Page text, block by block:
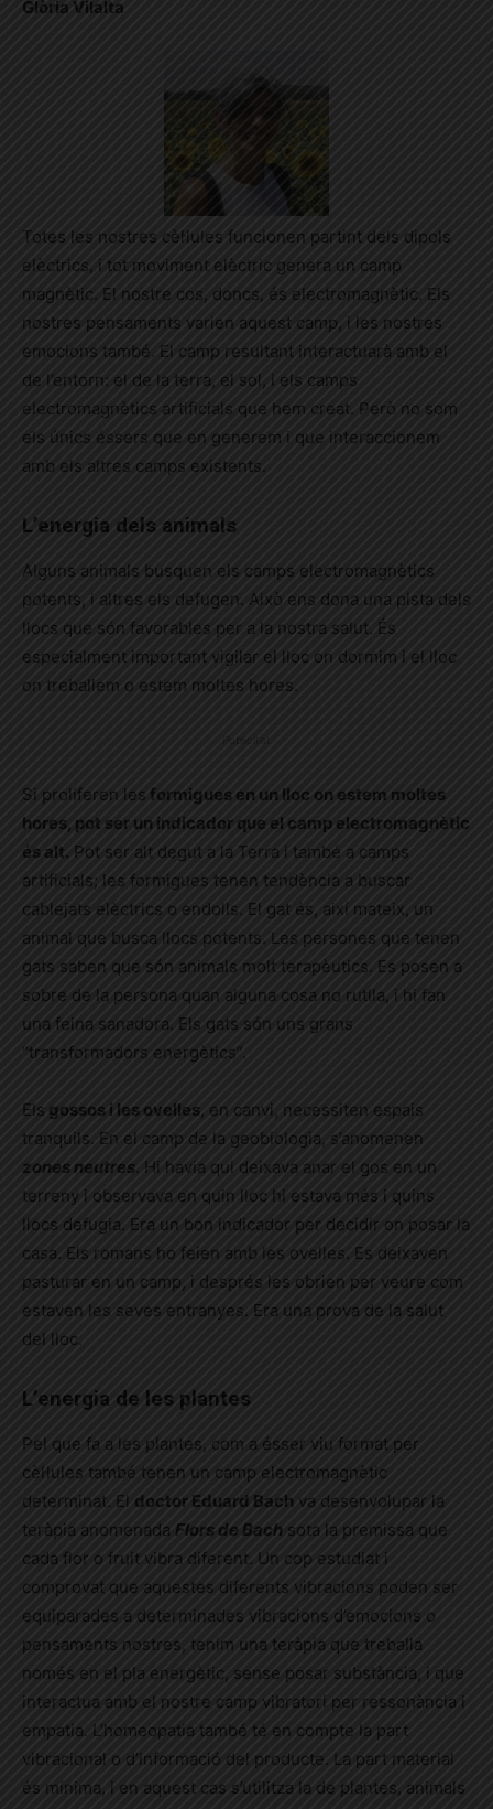
Glòria Vilalta
Totes les nostres cèl·lules funcionen partint dels dipols
elèctrics, i tot moviment elèctric genera un camp
magnètic. El nostre cos, doncs, és electromagnètic. Els
nostres pensaments varien aquest camp, i les nostres
emocions també. El camp resultant interactuarà amb el
de l’entorn: el de la terra, el sol, i els camps
electromagnètics artificials que hem creat. Però no som
els únics éssers que en generem i que interaccionem
amb els altres camps existents.
L’energia dels animals
Alguns animals busquen els camps electromagnètics
potents, i altres els defugen. Això ens dona una pista dels
llocs que són favorables per a la nostra salut. És
especialment important vigilar el lloc on dormim i el lloc
on treballem o estem moltes hores.
Publicitat
Si proliferen les formigues en un lloc on estem moltes
hores, pot ser un indicador que el camp electromagnètic
és alt. Pot ser alt degut a la Terra i també a camps
artificials; les formigues tenen tendència a buscar
cablejats elèctrics o endolls. El gat és, així mateix, un
animal que busca llocs potents. Les persones que tenen
gats saben que són animals molt terapèutics. Es posen a
sobre de la persona quan alguna cosa no rutlla, i hi fan
una feina sanadora. Els gats són uns grans
“transformadors energètics”.
Els gossos i les ovelles, en canvi, necessiten espais
tranquils. En el camp de la geobiologia, s’anomenen
zones neutres. Hi havia qui deixava anar el gos en un
terreny i observava en quin lloc hi estava més i quins
llocs defugia. Era un bon indicador per decidir on posar la
casa. Els romans ho feien amb les ovelles. Es deixaven
pasturar en un camp, i després les obrien per veure com
estaven les seves entranyes. Era una prova de la salut
del lloc.
L’energia de les plantes
Pel que fa a les plantes, com a ésser viu format per
cèl·lules també tenen un camp electromagnètic
determinat. El doctor Eduard Bach va desenvolupar la
teràpia anomenada Flors de Bach sota la premissa que
cada flor o fruit vibra diferent. Un cop estudiat i
comprovat que aquestes diferents vibracions poden ser
equiparades a determinades vibracions d’emocions o
pensaments nostres, tenim una teràpia que treballa
només en el pla energètic, sense posar substància, i que
interactua amb el nostre camp vibratori per ressonància i
empatia. L’homeopatia també té en compte la part
vibracional o d’informació del producte. La part material
és mínima, i en aquest cas s’utilitza la de plantes, animals